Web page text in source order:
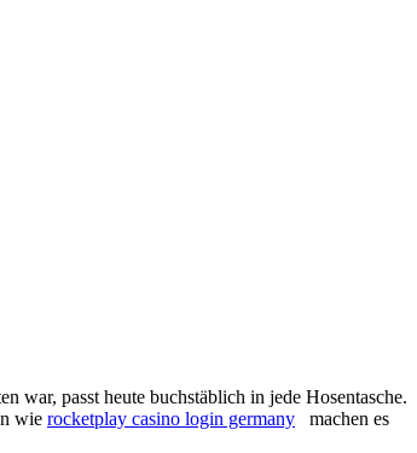
war, passt heute buchstäblich in jede Hosentasche.
wie rocketplay casino login germany machen es